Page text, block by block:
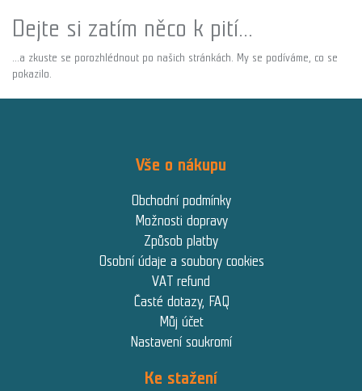
Dejte si zatím něco k pití...
...a zkuste se porozhlédnout po našich stránkách. My se podíváme, co se
pokazilo.
Vše o nákupu
Obchodní podmínky
Možnosti dopravy
Způsob platby
Osobní údaje a soubory cookies
VAT refund
Časté dotazy, FAQ
Můj účet
Nastavení soukromí
Ke stažení